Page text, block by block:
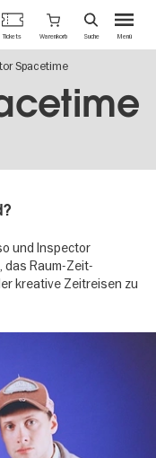
Menü
Tickets Warenkorb Suche
Spacetime
und Inspector
das Raum-Zeit-
kreative Zeitreisen zu